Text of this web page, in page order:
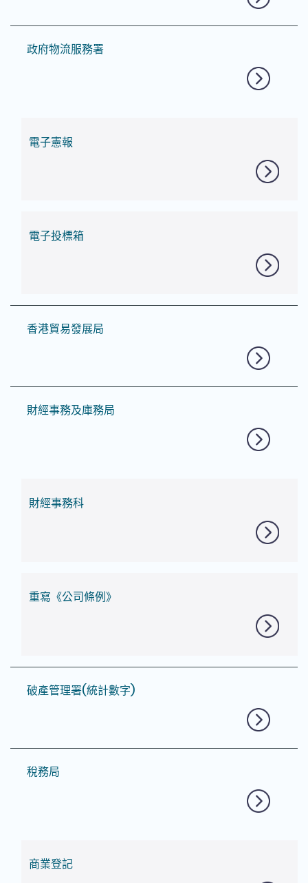
政府物流服務署
電子憲報
電子投標箱
香港貿易發展局
財經事務及庫務局
財經事務科
重寫《公司條例》
破產管理署(統計數字)
稅務局
商業登記